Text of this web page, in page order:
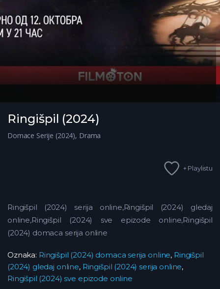
Ringišpil (2024)
Domace Serije (2024), Drama
+ Playlistu
Ringišpil (2024) serija online,Ringišpil (2024) gledaj
online,Ringišpil (2024) sve epizode online,Ringišpil
(2024) domaca serija online
Oznaka: Ringišpil (2024) domaca serija online, Ringišpil
(2024) gledaj online, Ringišpil (2024) serija online,
Ringišpil (2024) sve epizode online